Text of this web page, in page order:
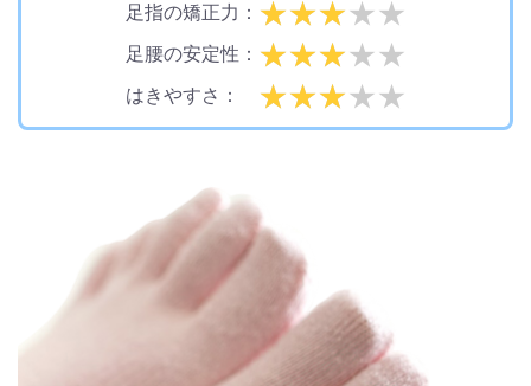
足指の矯正力：
足腰の安定性：
はきやすさ：